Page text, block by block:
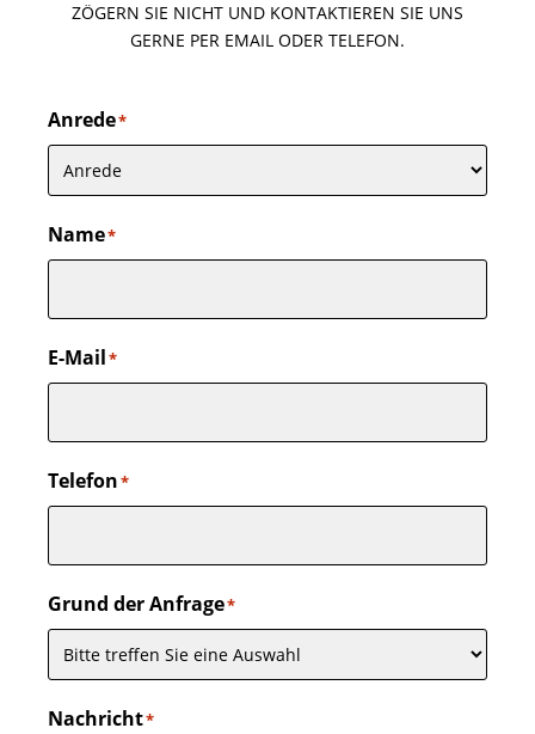
ZÖGERN SIE NICHT UND KONTAKTIEREN SIE UNS
GERNE PER EMAIL ODER TELEFON.
Anrede*
Name*
E-Mail*
Telefon*
Grund der Anfrage*
Nachricht*